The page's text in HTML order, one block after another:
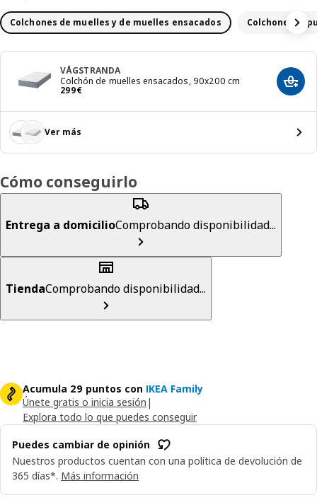
Colchones de muelles y de muelles ensacados Colchones
VÅGSTRANDA
Colchón de muelles ensacados, 90x200 cm
299€
El precio 299€
Ver más
Cómo conseguirlo
Entrega a domicilioComprobando disponibilidad...
TiendaComprobando disponibilidad...
Acumula 29 puntos con IKEA Family
Únete gratis o inicia sesión |
Explora todo lo que puedes conseguir
Puedes cambiar de opinión
Nuestros productos cuentan con una política de devolución de
365 días*. Más información